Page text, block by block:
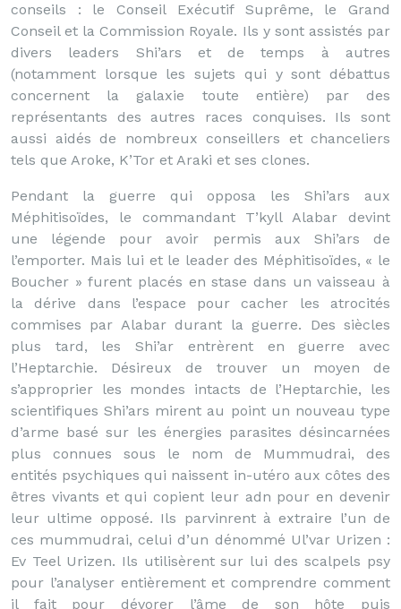
conseils : le Conseil Exécutif Suprême, le Grand
Conseil et la Commission Royale. Ils y sont assistés par
divers leaders Shi’ars et de temps à autres
(notamment lorsque les sujets qui y sont débattus
concernent la galaxie toute entière) par des
représentants des autres races conquises. Ils sont
aussi aidés de nombreux conseillers et chanceliers
tels que Aroke, K’Tor et Araki et ses clones.
Pendant la guerre qui opposa les Shi’ars aux
Méphitisoïdes, le commandant T’kyll Alabar devint
une légende pour avoir permis aux Shi’ars de
l’emporter. Mais lui et le leader des Méphitisoïdes, « le
Boucher » furent placés en stase dans un vaisseau à
la dérive dans l’espace pour cacher les atrocités
commises par Alabar durant la guerre. Des siècles
plus tard, les Shi’ar entrèrent en guerre avec
l’Heptarchie. Désireux de trouver un moyen de
s’approprier les mondes intacts de l’Heptarchie, les
scientifiques Shi’ars mirent au point un nouveau type
d’arme basé sur les énergies parasites désincarnées
plus connues sous le nom de Mummudrai, des
entités psychiques qui naissent in-utéro aux côtes des
êtres vivants et qui copient leur adn pour en devenir
leur ultime opposé. Ils parvinrent à extraire l’un de
ces mummudrai, celui d’un dénommé Ul’var Urizen :
Ev Teel Urizen. Ils utilisèrent sur lui des scalpels psy
pour l’analyser entièrement et comprendre comment
il fait pour dévorer l’âme de son hôte puis